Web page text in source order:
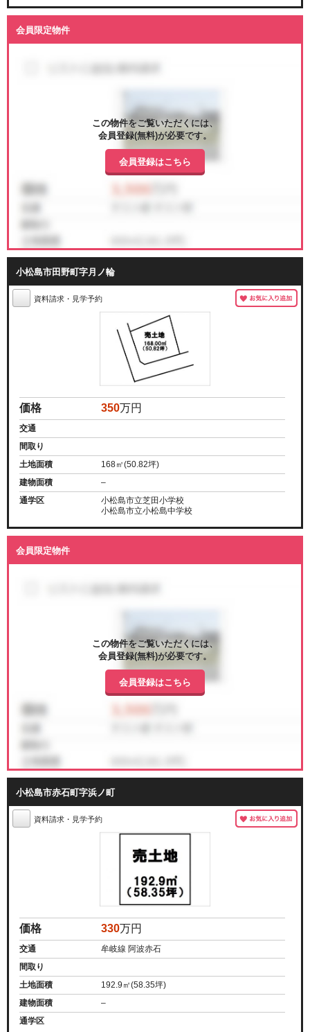
会員限定物件
この物件をご覧いただくには、
会員登録(無料)が必要です。
会員登録はこちら
小松島市田野町字月ノ輪
資料請求・見学予約
価格 350万円
交通
間取り
土地面積
168㎡(50.82坪)
建物面積
–
通学区
小松島市立芝田小学校
小松島市立小松島中学校
会員限定物件
この物件をご覧いただくには、
会員登録(無料)が必要です。
会員登録はこちら
小松島市赤石町字浜ノ町
資料請求・見学予約
価格 330万円
交通
牟岐線 阿波赤石
間取り
土地面積
192.9㎡(58.35坪)
建物面積
–
通学区